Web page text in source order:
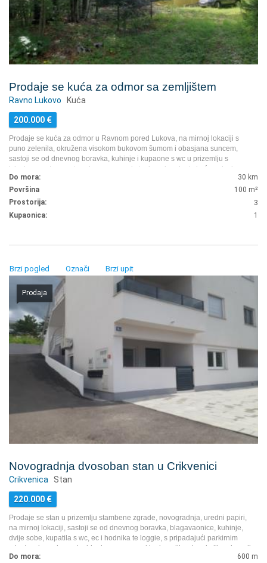
Prodaje se kuća za odmor sa zemljištem
Ravno Lukovo Kuća
200.000 €
Prodaje se kuća za odmor u Ravnom pored Lukova, na mirnoj lokaciji s
puno zelenila, okružena visokom bukovom šumom i obasjana suncem,
sastoji se od dnevnog boravka, kuhinje i kupaone s wc u prizemlju s
izlaskom na terasu, te sobe na prvom katu, ispod podesta kuće nalazi se
podrum, u cijelosti namještena i opremljena, s kaminom, hidroforom,
strujom, idealno za odmor u planini, samo 30 min vožnje do mora.
Do mora:
30 km
Površina
100 m²
Prostorija:
3
Kupaonica: 1
Brzi pogled Označi Brzi upit
Prodaja
Novogradnja dvosoban stan u Crikvenici
Crikvenica Stan
220.000 €
Prodaje se stan u prizemlju stambene zgrade, novogradnja, uredni papiri,
na mirnoj lokaciji, sastoji se od dnevnog boravka, blagavaonice, kuhinje,
dvije sobe, kupatila s wc, ec i hodnika te loggie, s pripadajući parkirnim
mjestom ispred zgrade, idealno za sezonski odmor ili za iznajmljivanje radi
ostvarivanja dodatnog profita.
Do mora:
600 m